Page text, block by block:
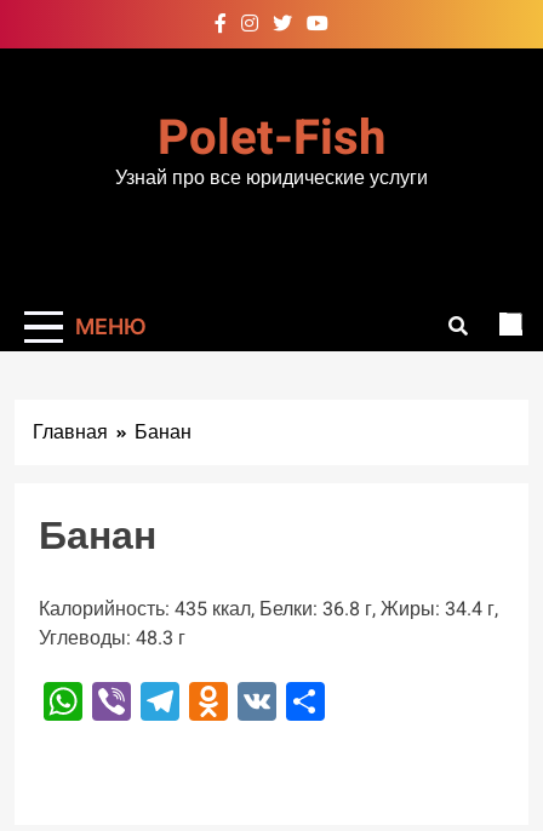
к
Polet-Fish
Узнай про все юридические услуги
МЕНЮ
Главная Банан
Банан
Калорийность: 435 ккал, Белки: 36.8 г, Жиры: 34.4 г,
Углеводы: 48.3 г
WhatsApp
ViberTelegram
Odnoklassniki
VK